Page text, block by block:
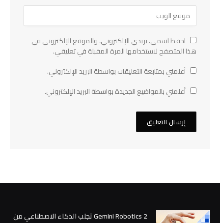
احفظ اسمي، بريدي الإلكتروني، والموقع الإلكتروني في
هذا المتصفح لاستخدامها المرة المقبلة في تعليقي.
أعلمني بمتابعة التعليقات بواسطة البريد الإلكتروني.
أعلمني بالمواضيع الجديدة بواسطة البريد الإلكتروني.
Gemini Robotics 2 تجلب الذكاء الاصطناعي من